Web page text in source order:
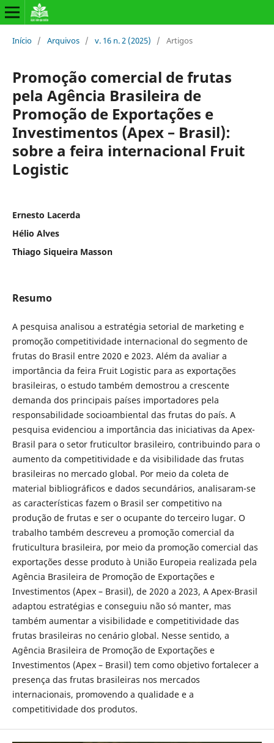
Início / Arquivos / v. 16 n. 2 (2025) / Artigos
Promoção comercial de frutas
pela Agência Brasileira de
Promoção de Exportações e
Investimentos (Apex – Brasil):
sobre a feira internacional Fruit
Logistic
Ernesto Lacerda
Hélio Alves
Thiago Siqueira Masson
Resumo
A pesquisa analisou a estratégia setorial de marketing e
promoção competitividade internacional do segmento de
frutas do Brasil entre 2020 e 2023. Além da avaliar a
importância da feira Fruit Logistic para as exportações
brasileiras, o estudo também demostrou a crescente
demanda dos principais países importadores pela
responsabilidade socioambiental das frutas do país. A
pesquisa evidenciou a importância das iniciativas da Apex-
Brasil para o setor fruticultor brasileiro, contribuindo para o
aumento da competitividade e da visibilidade das frutas
brasileiras no mercado global. Por meio da coleta de
material bibliográficos e dados secundários, analisaram-se
as características fazem o Brasil ser competitivo na
produção de frutas e ser o ocupante do terceiro lugar. O
trabalho também descreveu a promoção comercial da
fruticultura brasileira, por meio da promoção comercial das
exportações desse produto à União Europeia realizada pela
Agência Brasileira de Promoção de Exportações e
Investimentos (Apex – Brasil), de 2020 a 2023, A Apex-Brasil
adaptou estratégias e conseguiu não só manter, mas
também aumentar a visibilidade e competitividade das
frutas brasileiras no cenário global. Nesse sentido, a
Agência Brasileira de Promoção de Exportações e
Investimentos (Apex – Brasil) tem como objetivo fortalecer a
presença das frutas brasileiras nos mercados
internacionais, promovendo a qualidade e a
competitividade dos produtos.